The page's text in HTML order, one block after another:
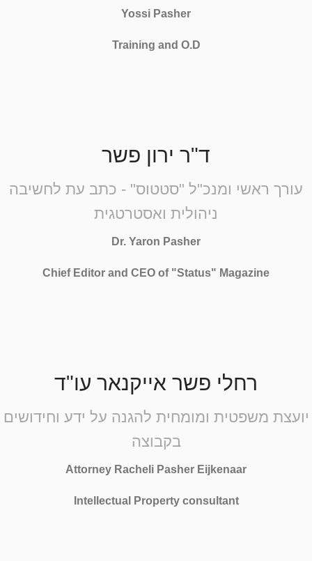
Yossi Pasher
Training and O.D
ד"ר ירון פשר
עורך ראשי ומנכ"ל "סטטוס" - כתב עת לחשיבה
ניהולית ואסטרטגית
Dr. Yaron Pasher
Chief Editor and CEO of "Status" Magazine
רחלי פשר אייקנאר עו"ד
יועצת משפטית ומומחית להגנה על ידע וחידושים
בקבוצה
Attorney Racheli Pasher Eijkenaar
Intellectual Property consultant